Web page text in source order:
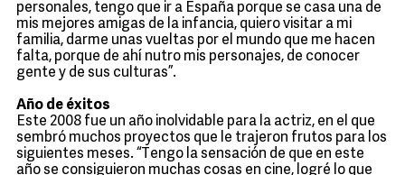
personales, tengo que ir a España porque se casa una de
mis mejores amigas de la infancia, quiero visitar a mi
familia, darme unas vueltas por el mundo que me hacen
falta, porque de ahí nutro mis personajes, de conocer
gente y de sus culturas”.
Año de éxitos
Este 2008 fue un año inolvidable para la actriz, en el que
sembró muchos proyectos que le trajeron frutos para los
siguientes meses. “Tengo la sensación de que en este
año se consiguieron muchas cosas en cine, logré lo que